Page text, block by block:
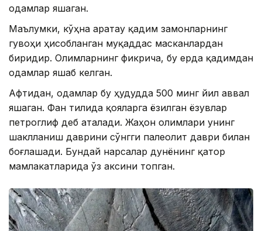
одамлар яшаган.
Маълумки, кўҳна Қаратау қадим замонларнинг
гувоҳи ҳисобланган муқаддас масканлардан
биридир. Олимларнинг фикрича, бу ерда қадимдан
одамлар яшаб келган.
Афтидан, одамлар бу ҳудудда 500 минг йил аввал
яшаган. Фан тилида қояларга ёзилган ёзувлар
петроглиф деб аталади. Жаҳон олимлари унинг
шаклланиш даврини сўнгги палеолит ​​даври билан
боғлашади. Бундай нарсалар дунёнинг қатор
мамлакатларида ўз аксини топган.